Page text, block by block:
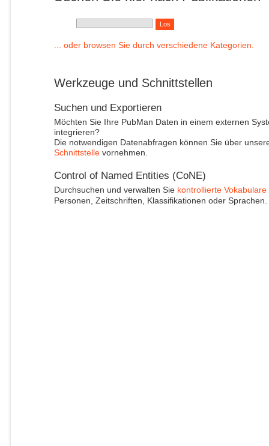
... oder browsen Sie durch verschiedene Kategorien.
Werkzeuge und Schnittstellen
Suchen und Exportieren
Möchten Sie Ihre PubMan Daten in einem externen
integrieren?
Die notwendigen Datenabfragen können Sie über
Schnittstellevornehmen.
Control of Named Entities (CoNE)
Durchsuchen und verwalten Sie kontrollierte Vokabulare
Personen, Zeitschriften, Klassifikationen oder Sprachen.